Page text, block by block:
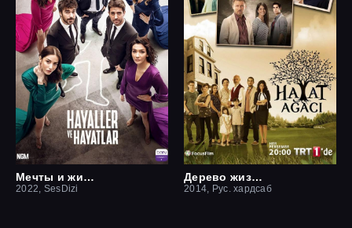
Мечты и жизни
2022, SesDizi
Дерево жизни
2014, Рус. хардсаб